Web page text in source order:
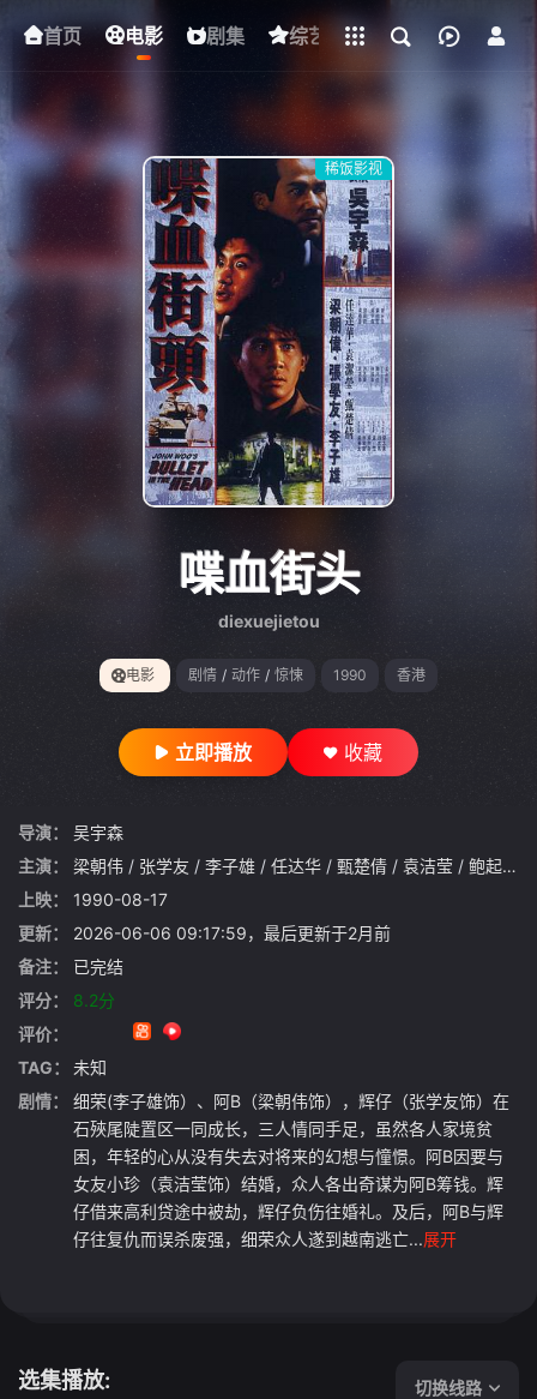
首页 电影 剧集 综艺 动漫 短剧
下载客户端
稀饭影视
喋血街头
diexuejietou
电影 剧情 / 动作 / 惊悚 1990 香港
立即播放 收藏
导演：
吴宇森
主演：
梁朝伟 / 张学友 / 李子雄 / 任达华 / 甄楚倩 / 袁洁莹 / 鲍起静
上映：
1990-08-17
更新：
2026-06-06 09:17:59，最后更新于2月前
备注：
已完结
评分：
8.2分
评价：
TAG：
未知
剧情：
细荣(李子雄饰）、阿B（梁朝伟饰），辉仔（张学友饰）在
石殎尾陡置区一同成长，三人情同手足，虽然各人家境贫
困，年轻的心从没有失去对将来的幻想与憧憬。阿B因要与
女友小珍（袁洁莹饰）结婚，众人各出奇谋为阿B筹钱。辉
仔借来高利贷途中被劫，辉仔负伤往婚礼。及后，阿B与辉
仔往复仇而误杀废强，细荣众人遂到越南逃亡...展开
选集播放: 切换线路